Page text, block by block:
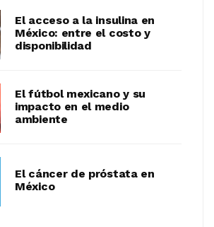
El acceso a la insulina en
México: entre el costo y
disponibilidad
El fútbol mexicano y su
impacto en el medio
ambiente
El cáncer de próstata en
México